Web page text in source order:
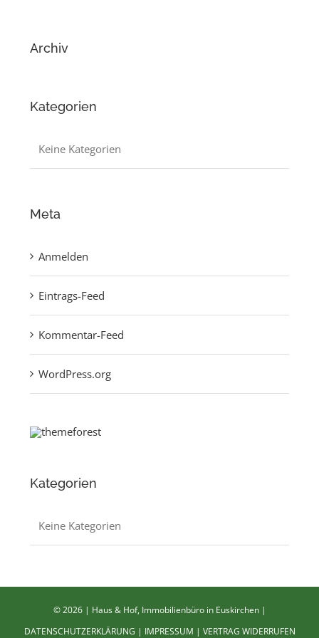
Archiv
Kategorien
Keine Kategorien
Meta
Anmelden
Eintrags-Feed
Kommentar-Feed
WordPress.org
Kategorien
Keine Kategorien
©2026 | Haus & Hof, Immobilienbüro in Euskirchen |
DATENSCHUTZERKLÄRUNG | IMPRESSUM | VERTRAG WIDERRUFEN